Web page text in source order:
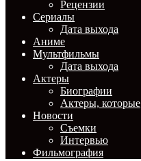
Рецензии
Сериалы
Дата выхода
Аниме
Мультфильмы
Дата выхода
Актеры
Биографии
Актеры, которые
Новости
Съемки
Интервью
Фильмография